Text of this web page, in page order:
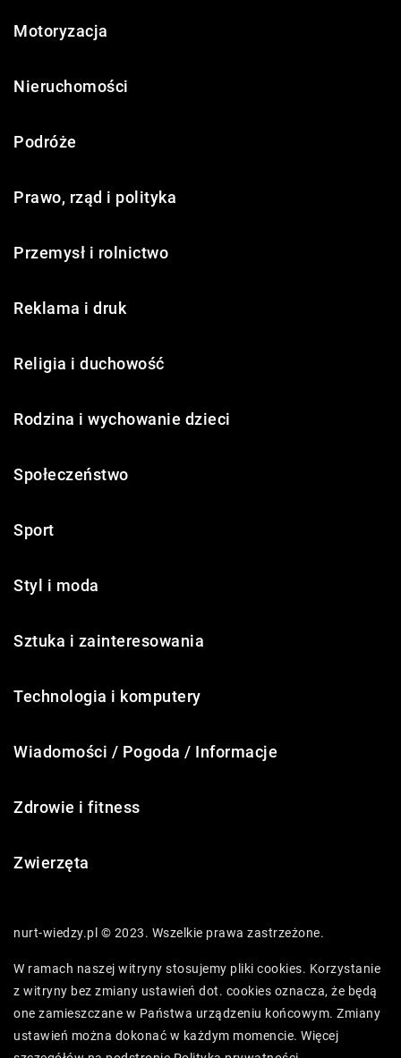
Motoryzacja
Nieruchomości
Podróże
Prawo, rząd i polityka
Przemysł i rolnictwo
Reklama i druk
Religia i duchowość
Rodzina i wychowanie dzieci
Społeczeństwo
Sport
Styl i moda
Sztuka i zainteresowania
Technologia i komputery
Wiadomości / Pogoda / Informacje
Zdrowie i fitness
Zwierzęta
nurt-wiedzy.pl © 2023. Wszelkie prawa zastrzeżone.
W ramach naszej witryny stosujemy pliki cookies. Korzystanie
z witryny bez zmiany ustawień dot. cookies oznacza, że będą
one zamieszczane w Państwa urządzeniu końcowym. Zmiany
ustawień można dokonać w każdym momencie. Więcej